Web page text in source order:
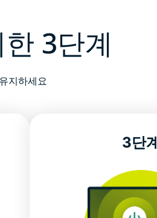
3단계
지하세요
3단계